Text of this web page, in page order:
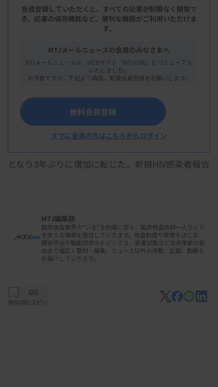
厚生労働省のエイズ動向委員会は9月3日、2023
年のHIV感染者・エイズ患者の年間新規報告数（確
定値）を発表した。新規エイズ患者報告数は291件
となり3年ぶりに増加に転じた。新規HIV感染者報告
白阪琢磨委員長（エイズ予防財団理事長）は、新
規エイズ患者数が増加したことについて「新型コロ
ナウイルス感染症の流行以降、保健所等での検査件
できない」とし、2024年以降の動向を注視する必
会員登録していただくと、すべての記事が制限なく閲覧で
き、 記事の保存機能など、便利な機能がご利用いただけま
す。
MTJメールニュースの会員のみなさまへ
MTJメールニュースは、WEBサイト「MTJ ONE」にリニューアル
いたしました。
お手数ですが、下記より再度、新規会員登録をお願いします。
無料会員登録
すでに会員の方はこちらからログイン
MTJ編集部
臨床検査業界の“いま”を的確に捉え、臨床検査技師一人ひとり
を支える情報を発信していきます。検査制度や政策をはじめ、
関係学会や職能団体のトピックス、装置試薬など技術革新の動
向まで幅広く取材・編集。ニュース以外の連載、企画、動画も
お届けしていきます。
保存URLコピー